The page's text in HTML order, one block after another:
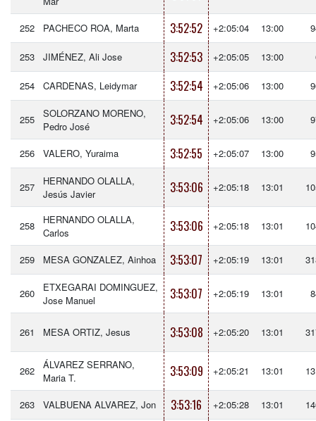
252 PACHECO ROA, Marta 3:52:52 +2:05:04 13:00
253 JIMÉNEZ, Ali Jose 3:52:53 +2:05:05 13:00
254 CARDENAS, Leidymar 3:52:54 +2:05:06 13:00
255
SOLORZANO MORENO,
Pedro José
3:52:54 +2:05:06 13:00
256 VALERO, Yuraima 3:52:55 +2:05:07 13:00
257
HERNANDO OLALLA,
Jesús Javier
3:53:06 +2:05:18 13:01
258
HERNANDO OLALLA,
Carlos
3:53:06 +2:05:18 13:01
259 MESA GONZALEZ, Ainhoa 3:53:07 +2:05:19 13:01
260
ETXEGARAI DOMINGUEZ,
Jose Manuel
3:53:07 +2:05:19 13:01
261 MESA ORTIZ, Jesus 3:53:08 +2:05:20 13:01
262
ÁLVAREZ SERRANO,
Maria T.
3:53:09 +2:05:21 13:01
263 VALBUENA ALVAREZ, Jon 3:53:16 +2:05:28 13:01